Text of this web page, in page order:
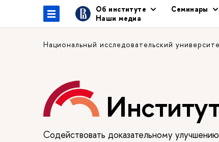
Об институте Семинары
Наши медиа
Национальный исследовательский
Содействовать доказательному